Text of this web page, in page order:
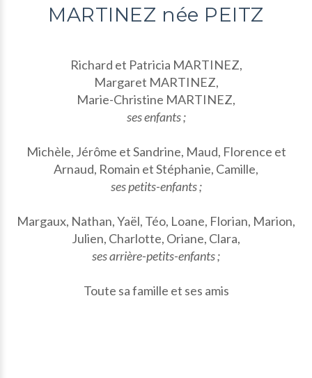
MARTINEZ née PEITZ
Richard et Patricia MARTINEZ,
Margaret MARTINEZ,
Marie-Christine MARTINEZ,
ses enfants ;
Michèle, Jérôme et Sandrine, Maud, Florence et
Arnaud, Romain et Stéphanie, Camille,
ses petits-enfants ;
Margaux, Nathan, Yaël, Téo, Loane, Florian, Marion,
Julien, Charlotte, Oriane, Clara,
ses arrière-petits-enfants ;
Toute sa famille et ses amis